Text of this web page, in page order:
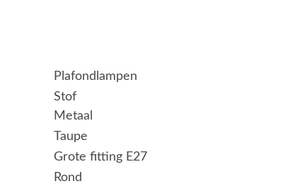
Plafondlampen
Stof
Metaal
Taupe
Grote fitting E27
Rond